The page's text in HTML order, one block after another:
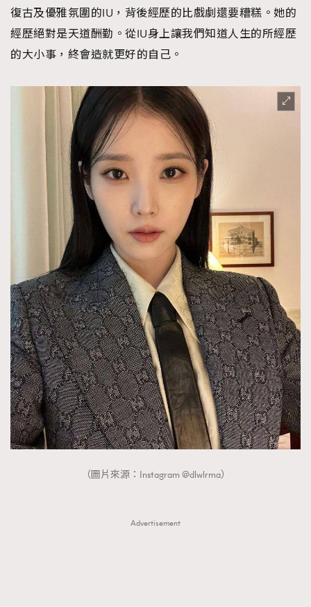
復古及優雅氛圍的IU，背後經歷的比戲劇還要糟糕。她的
經歷絕對是天道酬勤。從IU身上讓我們知道人生的所經歷
的大小事，終會造就更好的自己。
（圖片來源：Instagram @dlwlrma）
Advertisement